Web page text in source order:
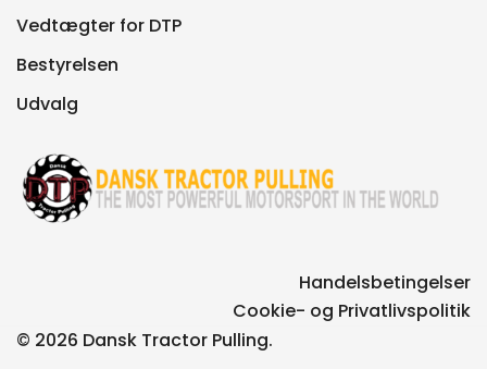
Vedtægter for DTP
Bestyrelsen
Udvalg
Handelsbetingelser
Cookie- og Privatlivspolitik
© 2026 Dansk Tractor Pulling.